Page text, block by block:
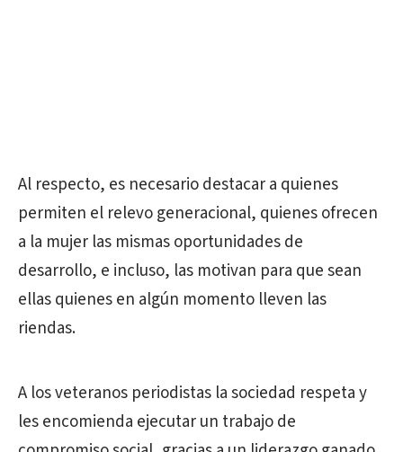
Al respecto, es necesario destacar a quienes
permiten el relevo generacional, quienes ofrecen
a la mujer las mismas oportunidades de
desarrollo, e incluso, las motivan para que sean
ellas quienes en algún momento lleven las
riendas.
A los veteranos periodistas la sociedad respeta y
les encomienda ejecutar un trabajo de